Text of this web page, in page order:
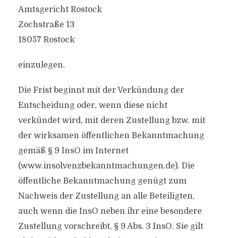
Amtsgericht Rostock
Zochstraße 13
18057 Rostock
einzulegen.
Die Frist beginnt mit der Verkündung der
Entscheidung oder, wenn diese nicht
verkündet wird, mit deren Zustellung bzw. mit
der wirksamen öffentlichen Bekanntmachung
gemäß § 9 InsO im Internet
(www.insolvenzbekanntmachungen.de). Die
öffentliche Bekanntmachung genügt zum
Nachweis der Zustellung an alle Beteiligten,
auch wenn die InsO neben ihr eine besondere
Zustellung vorschreibt, § 9 Abs. 3 InsO. Sie gilt